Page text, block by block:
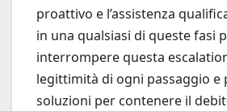
proattivo e l’assistenza
in una qualsiasi di queste fasi
interrompere questa
legittimità di ogni passaggio e
soluzioni per contenere il